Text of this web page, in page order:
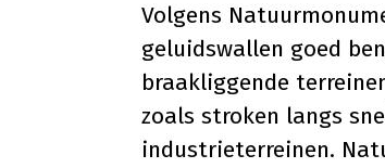
Volgens
geluidswallen goed
braakliggende
zoals stroken langs
industrieterreinen.